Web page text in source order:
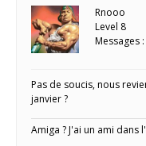
Rnooo
Level 8
Messages
Pas de soucis, nous
janvier ?
Amiga ? J'ai un ami dans